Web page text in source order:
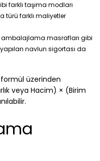
farklı taşıma modları
türü farklı maliyetler
ambalajlama masrafları gibi
yapılan navlun sigortası da
üzerinden
veya Hacim) × (Birim